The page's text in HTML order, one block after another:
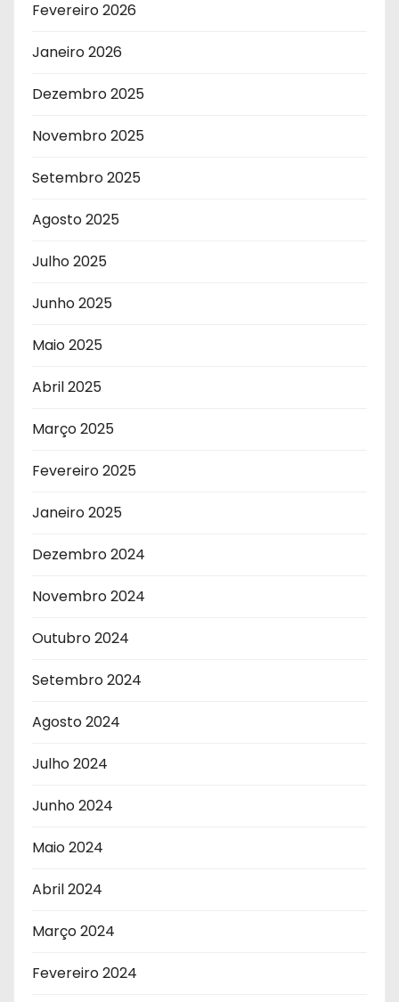
Fevereiro 2026
Janeiro 2026
Dezembro 2025
Novembro 2025
Setembro 2025
Agosto 2025
Julho 2025
Junho 2025
Maio 2025
Abril 2025
Março 2025
Fevereiro 2025
Janeiro 2025
Dezembro 2024
Novembro 2024
Outubro 2024
Setembro 2024
Agosto 2024
Julho 2024
Junho 2024
Maio 2024
Abril 2024
Março 2024
Fevereiro 2024